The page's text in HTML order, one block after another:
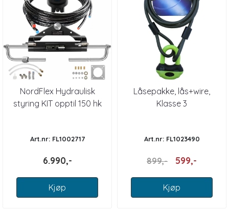
NordFlex Hydraulisk
styring KIT opptil 150 hk
Art.nr: FL1002717
6.990,-
Kjøp
Låsepakke, lås+wire,
Klasse 3
Art.nr: FL1023490
899,- 599,-
Kjøp